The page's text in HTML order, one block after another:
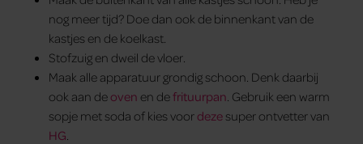
nog meer tijd? Doe dan ook de binnenkant van de
kastjes en de koelkast.
Stofzuig en dweil de vloer.
Maak alle apparatuur grondig schoon. Denk daarbij
ook aan deoven en defrituurpan . Gebruik een warm
sopje met soda of kies voordeze super ontvetter van
HG